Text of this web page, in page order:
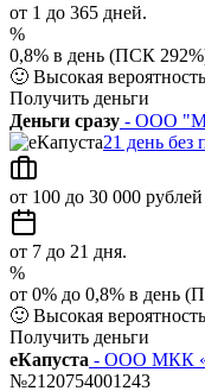
от 1 до 365 дней.
%
0,8% в день (ПСК
🙂 Высокая
Получить деньги
Деньги сразу - ООО
21 день без
от 100 до 30 000 рублей
от 7 до 21 дня.
%
от 0% до 0,8% в день
🙂 Высокая
Получить деньги
еКапуста - ООО МКК
№2120754001243